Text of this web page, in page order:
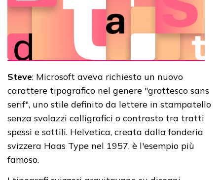
Steve: Microsoft aveva richiesto un nuovo
carattere tipografico nel genere "grottesco sans
serif", uno stile definito da lettere in stampatello
senza svolazzi calligrafici o contrasto tra tratti
spessi e sottili. Helvetica, creata dalla fonderia
svizzera Haas Type nel 1957, è l'esempio più
famoso.